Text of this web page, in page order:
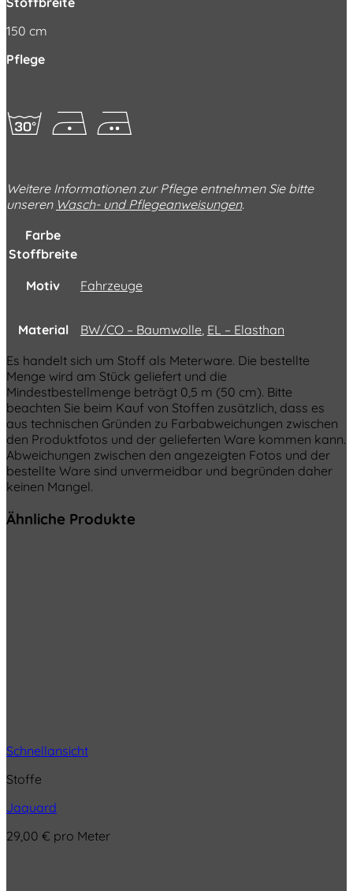
150 cm
Pflege
gDE
Weitere Informationen zur Pflege entnehmen Sie bitte
unseren Wasch- und Pflegeanweisungen.
Farbe
Stoffbreite
Motiv
Fahrzeuge
Material BW/CO – Baumwolle EL – Elasthan
Es handelt sich um Stoff als Meterware. Die bestellte
Menge wird am Stück geliefert und die
Mindestbestellmenge beträgt 0,5 m (50 cm). Bitte
beachten Sie beim Kauf von Stoffen zusätzlich, dass es
aus technischen Gründen zu Farbabweichungen zwischen
den Produktfotos und der gelieferten Ware kommen kann.
Abweichungen zwischen den angezeigten Fotos und der
bestellte Ware sind unvermeidbar und begründen daher
keinen Mangel.
Ähnliche Produkte
Schnellansicht
Stoffe
Jaquard
29,00 € pro Meter